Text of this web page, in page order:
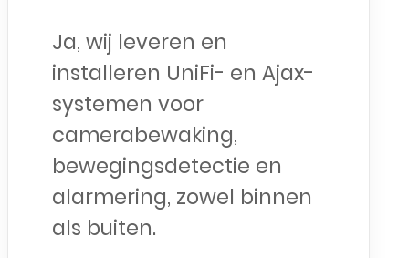
Ja, wij leveren en
installeren UniFi- en Ajax-
systemen voor
camerabewaking,
bewegingsdetectie en
alarmering, zowel binnen
als buiten.